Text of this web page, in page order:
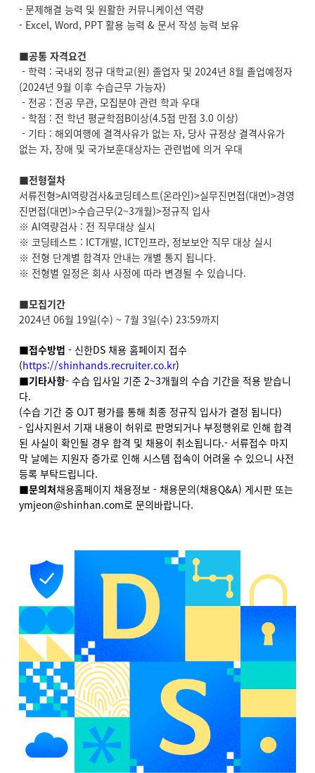
- 문제해결 능력 및 원활한 커뮤니케이션 역량
- Excel, Word, PPT 활용 능력 & 문서 작성 능력 보유
■공통 자격요건
- 학력 : 국내외 정규 대학교(원) 졸업자 및 2024년 8월 졸업예정자
(2024년 9월 이후 수습근무 가능자)
- 전공 : 전공 무관, 모집분야 관련 학과 우대
- 학점 : 전 학년 평균학점B이상(4.5점 만점 3.0 이상)
- 기타 : 해외여행에 결격사유가 없는 자, 당사 규정상 결격사유가
없는 자, 장애 및 국가보훈대상자는 관련법에 의거 우대
■전형절차
서류전형>AI역량검사&코딩테스트(온라인)>실무진면접(대면)>경영
진면접(대면)>수습근무(2~3개월)>정규직 입사
※ AI역량검사 : 전 직무대상 실시
※ 코딩테스트 : ICT개발, ICT인프라, 정보보안 직무 대상 실시
※ 전형 단계별 합격자 안내는 개별 통지 됩니다.
※ 전형별 일정은 회사 사정에 따라 변경될 수 있습니다.
■모집기간
2024년 06월 19일(수) ~ 7월 3일(수) 23:59까지
■접수방법 - 신한DS 채용 홈페이지 접수
(https://shinhands.recruiter.co.kr)
■기타사항- 수습 입사일 기준 2~3개월의 수습 기간을 적용 받습니
다.
(수습 기간 중 OJT 평가를 통해 최종 정규직 입사가 결정 됩니다)
- 입사지원서 기재 내용이 허위로 판명되거나 부정행위로 인해 합격
된 사실이 확인될 경우 합격 및 채용이 취소됩니다.- 서류접수 마지
막 날에는 지원자 증가로 인해 시스템 접속이 어려울 수 있으니 사전
등록 부탁드립니다.
■문의처채용홈페이지 채용정보 - 채용문의(채용Q&A) 게시판 또는
ymjeon@shinhan.com로 문의바랍니다.